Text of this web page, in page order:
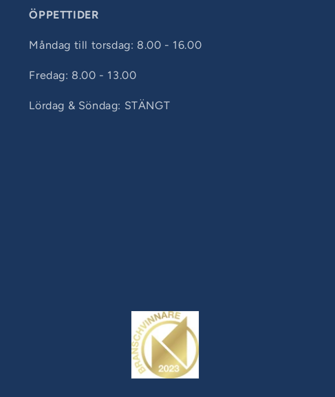
ÖPPETTIDER
Måndag till torsdag: 8.00 - 16.00
Fredag: 8.00 - 13.00
Lördag & Söndag: STÄNGT